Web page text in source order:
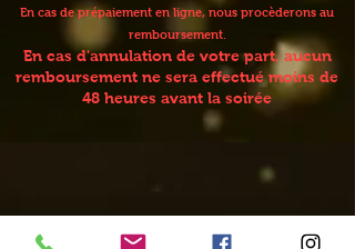
En cas de prépaiement en ligne, nous procèderons au
remboursement.
En cas d'annulation de votre part, aucun
remboursement ne sera effectué moins de
48 heures avant la soirée